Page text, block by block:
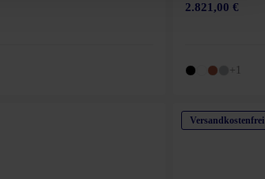
2.821,00 €
+1
Versandkostenfrei